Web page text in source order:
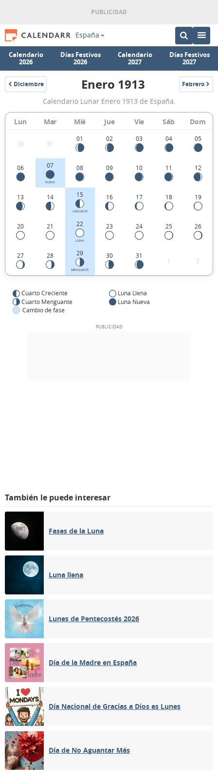
España
Calendario
2026
Días Festivos
2026
Calendario
2027
Días Festivos
2027
Diciembre
1912
Calendario
Lunar
Enero
1913
de
España.
Enero 1913 Febrero
1913
Calendario Lunar Enero 1913 de España.
Lun Mar Mié Jue Vie Sáb Dom
30 31
01 02 03 04 05
06 07
NUEVA
08 09 10 11 12
13 14 15
CRECIENTE
16 17 18 19
20 21 22
LLENA
23 24 25 26
27 28 29
MENGUANTE
30 31
1 2
Cuarto Creciente
Luna Llena
Cuarto Menguante
Luna Nueva
Cambio de fase
También le puede interesar
Fases de la Luna
Luna llena
Lunes de Pentecostés 2026
Día de la Madre en España
Día Nacional de Gracias a Dios es Lunes
Día de No Aguantar Más